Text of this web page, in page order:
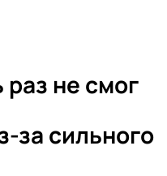
не смог
за сильного